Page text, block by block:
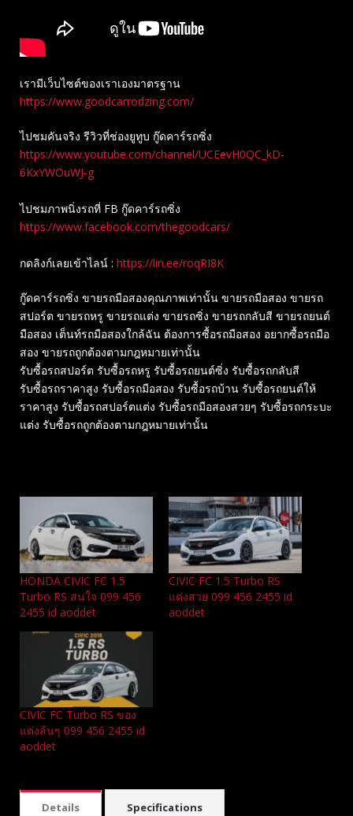
เรามีเว็บไซต์ของเราเองมาตรฐาน
https://www.goodcarrodzing.com/
ไปชมคันจริง รีวิวที่ช่องยู​ทูบ​ กู๊ดคาร์รถซิ่ง
https://www.youtube.com/channel/UCEevH0QC_kD-
6KxYWOuWJ-g
ไปชมภาพนิ่งรถที่ FB กู๊ดคาร์รถซิ่ง
https://www.facebook.com/thegoodcars/
กดลิงก์เลยเข้าไลน์ : https://lin.ee/roqRI8K
กู๊ดคาร์รถซิ่ง ขายรถมือสองคุณภาพเท่านั้น ขายรถมือสอง ขายรถ
สปอร์ต ขายรถหรู ขายรถแต่ง ขายรถซิ่ง ขายรถกลับสี ขายรถยนต์
มือสอง เต็นท์รถมือสองใกล้ฉัน ต้องการซื้อรถมือสอง อยากซื้อรถมือ
สอง ขายรถถูกต้องตามกฎหมายเท่านั้น
รับซื้อรถสปอร์ต รับซื้อรถหรู รับซื้อรถยนต์ซิ่ง รับซื้อรถกลับสี
รับซื้อรถราคาสูง รับซื้อรถมือสอง รับซื้อรถบ้าน รับซื้อรถยนต์ให้
ราคาสูง รับซื้อรถสปอร์ตแต่ง รับซื้อรถมือสองสวยๆ รับซื้อรถกระบะ
แต่ง รับซื้อรถถูกต้องตามกฎหมายเท่านั้น
HONDA CIVIC FC 1.5
Turbo RS สนใจ 099 456
2455 id aoddet
CIVIC FC 1.5 Turbo RS
แต่งสวย 099 456 2455 id
aoddet
CIVIC FC Turbo RS ของ
แต่งล้นๆ 099 456 2455 id
aoddet
Details Specifications